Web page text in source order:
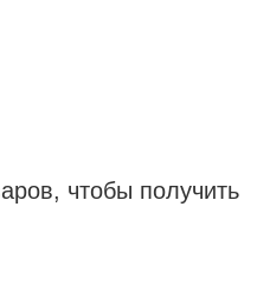
чтобы получить